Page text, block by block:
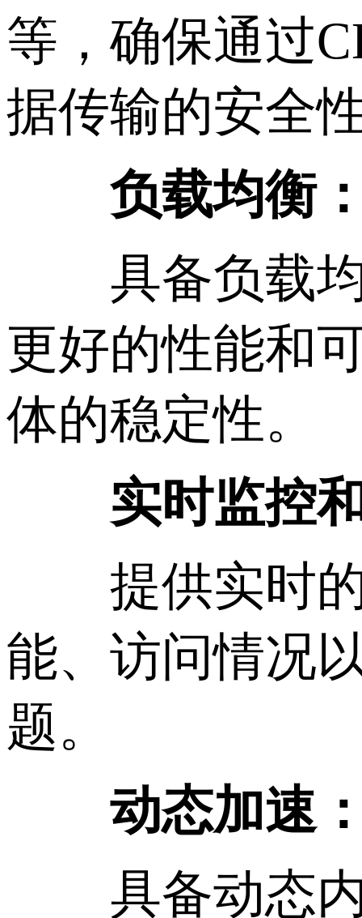
等，确保通过
据传输的安全
负载均衡
具备负载均
更好的性能和
体的稳定性。
实时监控
提供实时的
能、访问情况
题。
动态加速
具备动态内